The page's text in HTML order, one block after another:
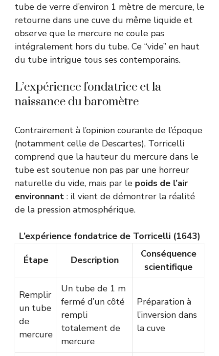
tube de verre d’environ 1 mètre de mercure, le
retourne dans une cuve du même liquide et
observe que le mercure ne coule pas
intégralement hors du tube. Ce “vide” en haut
du tube intrigue tous ses contemporains.
L’expérience fondatrice et la
naissance du baromètre
Contrairement à l’opinion courante de l’époque
(notamment celle de Descartes), Torricelli
comprend que la hauteur du mercure dans le
tube est soutenue non pas par une horreur
naturelle du vide, mais par le poids de l’air
environnant : il vient de démontrer la réalité
de la pression atmosphérique.
L’expérience fondatrice de Torricelli (1643)
Étape Description
Conséquence
scientifique
Remplir
un tube
de
mercure
Un tube de 1 m
fermé d’un côté
rempli
totalement de
mercure
Préparation à
l’inversion dans
la cuve